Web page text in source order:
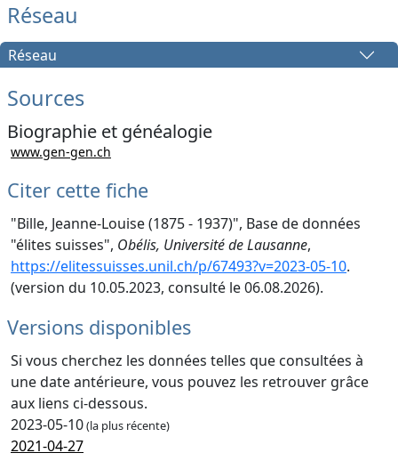
Réseau
Réseau
Sources
Biographie et généalogie
www.gen-gen.ch
Citer cette fiche
"Bille, Jeanne-Louise (1875 - 1937)", Base de données
"élites suisses", Obélis, Université de Lausanne,
https://elitessuisses.unil.ch/p/67493?v=2023-05-10.
(version du 10.05.2023, consulté le 06.08.2026).
Versions disponibles
Si vous cherchez les données telles que consultées à
une date antérieure, vous pouvez les retrouver grâce
aux liens ci-dessous.
2023-05-10(la plus récente)
2021-04-27